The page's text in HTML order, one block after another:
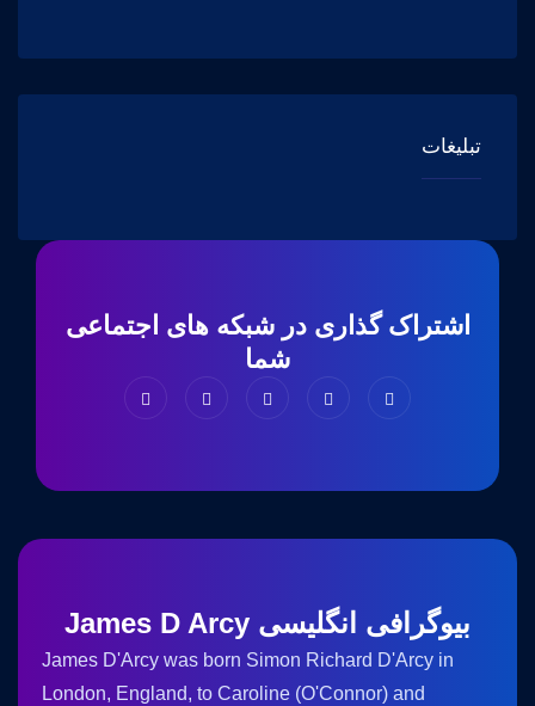
تبلیغات
اشتراک گذاری در شبکه های اجتماعی
شما
بیوگرافی انگلیسی James D Arcy
James D'Arcy was born Simon Richard D'Arcy in
London, England, to Caroline (O'Connor) and